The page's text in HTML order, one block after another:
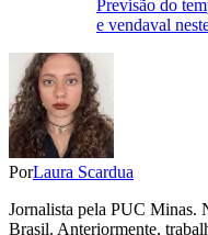
Previsão do
e vendaval
PorLaura Scardua
Jornalista pela PUC Minas.
Brasil. Anteriormente,